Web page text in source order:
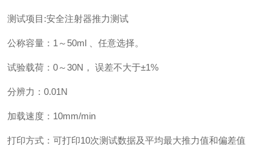
测试项目:安全注射器推力测试
公称容量：1～50ml 、任意选择。
试验载荷：0～30N， 误差不大于±1%
分辨力：0.01N
加载速度：10mm/min
打印方式：可打印10次测试数据及平均最大推力值和偏差值